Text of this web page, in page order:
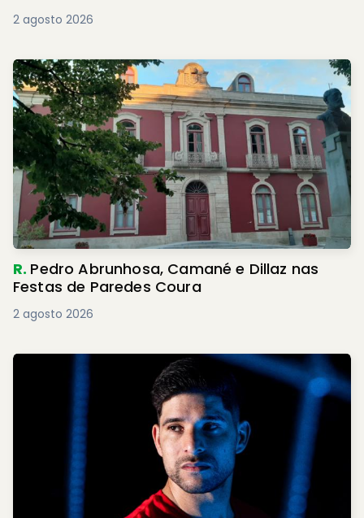
2 agosto 2026
R. Pedro Abrunhosa, Camané e Dillaz nas
Festas de Paredes Coura
2 agosto 2026